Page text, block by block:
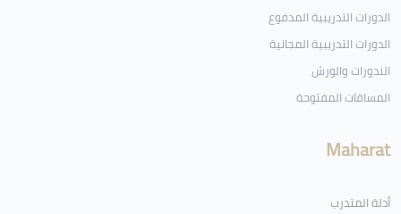
الدورات التدريبية المدفوع
الدورات التدريبية المجانية
الندورات والورش
المساقات المفتوحة
Maharat
أدلة المتدرب